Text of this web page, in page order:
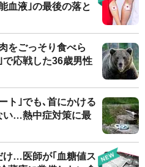
血液｣の最後の落と
をごっそり食べら
応戦した36歳男性
ト｣でも､首にかける
い…熱中症対策に最
け…医師が｢血糖値ス